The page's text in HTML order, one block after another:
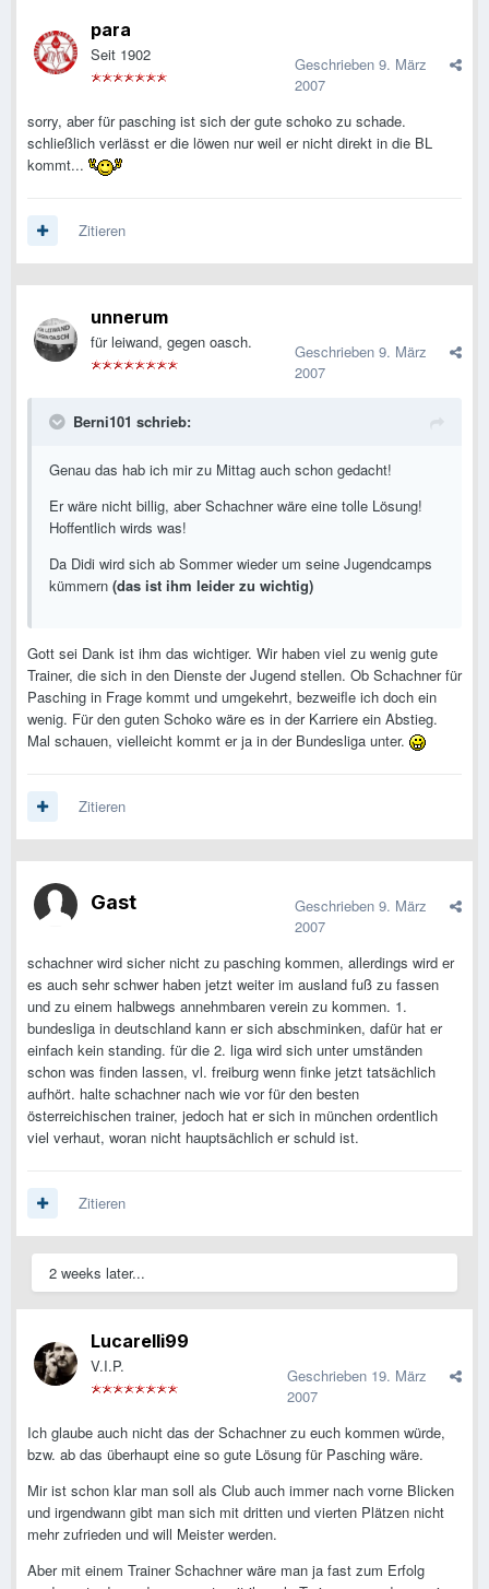
para
Seit 1902 Geschrieben 9. März
2007
sorry, aber für pasching ist sich der gute schoko zu schade.
schließlich verlässt er die löwen nur weil er nicht direkt in die BL
kommt...
Zitieren
unnerum
für leiwand, gegen oasch. Geschrieben 9. März
2007
Berni101 schrieb:
Genau das hab ich mir zu Mittag auch schon gedacht!
Er wäre nicht billig, aber Schachner wäre eine tolle Lösung!
Hoffentlich wirds was!
Da Didi wird sich ab Sommer wieder um seine Jugendcamps
kümmern (das ist ihm leider zu wichtig)
Gott sei Dank ist ihm das wichtiger. Wir haben viel zu wenig gute
Trainer, die sich in den Dienste der Jugend stellen. Ob Schachner für
Pasching in Frage kommt und umgekehrt, bezweifle ich doch ein
wenig. Für den guten Schoko wäre es in der Karriere ein Abstieg.
Mal schauen, vielleicht kommt er ja in der Bundesliga unter.
Zitieren
Gast Geschrieben 9. März
2007
schachner wird sicher nicht zu pasching kommen, allerdings wird er
es auch sehr schwer haben jetzt weiter im ausland fuß zu fassen
und zu einem halbwegs annehmbaren verein zu kommen. 1.
bundesliga in deutschland kann er sich abschminken, dafür hat er
einfach kein standing. für die 2. liga wird sich unter umständen
schon was finden lassen, vl. freiburg wenn finke jetzt tatsächlich
aufhört. halte schachner nach wie vor für den besten
österreichischen trainer, jedoch hat er sich in münchen ordentlich
viel verhaut, woran nicht hauptsächlich er schuld ist.
Zitieren
2 weeks later...
Lucarelli99
V.I.P. Geschrieben 19. März
2007
Ich glaube auch nicht das der Schachner zu euch kommen würde,
bzw. ab das überhaupt eine so gute Lösung für Pasching wäre.
Mir ist schon klar man soll als Club auch immer nach vorne Blicken
und irgendwann gibt man sich mit dritten und vierten Plätzen nicht
mehr zufrieden und will Meister werden.
Aber mit einem Trainer Schachner wäre man ja fast zum Erfolg